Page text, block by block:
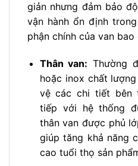
giản nhưng đảm bảo
vận hành ổn định
phận chính của van bao
Thân van: Thường
hoặc inox chất
vệ các chi tiết bên
tiếp với hệ thống
thân van được phủ
giúp tăng khả năng
cao tuổi thọ sản